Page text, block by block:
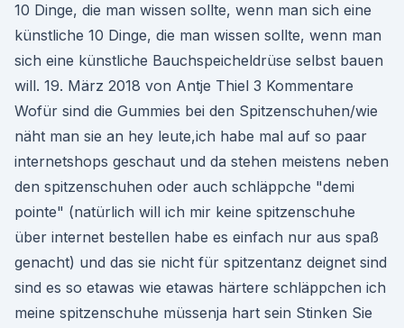
10 Dinge, die man wissen sollte, wenn man sich eine
künstliche 10 Dinge, die man wissen sollte, wenn man
sich eine künstliche Bauchspeicheldrüse selbst bauen
will. 19. März 2018 von Antje Thiel 3 Kommentare
Wofür sind die Gummies bei den Spitzenschuhen/wie
näht man sie an hey leute,ich habe mal auf so paar
internetshops geschaut und da stehen meistens neben
den spitzenschuhen oder auch schläppche "demi
pointe" (natürlich will ich mir keine spitzenschuhe
über internet bestellen habe es einfach nur aus spaß
genacht) und das sie nicht für spitzentanz deignet sind
sind es so etawas wie etawas härtere schläppchen ich
meine spitzenschuhe müssenja hart sein Stinken Sie